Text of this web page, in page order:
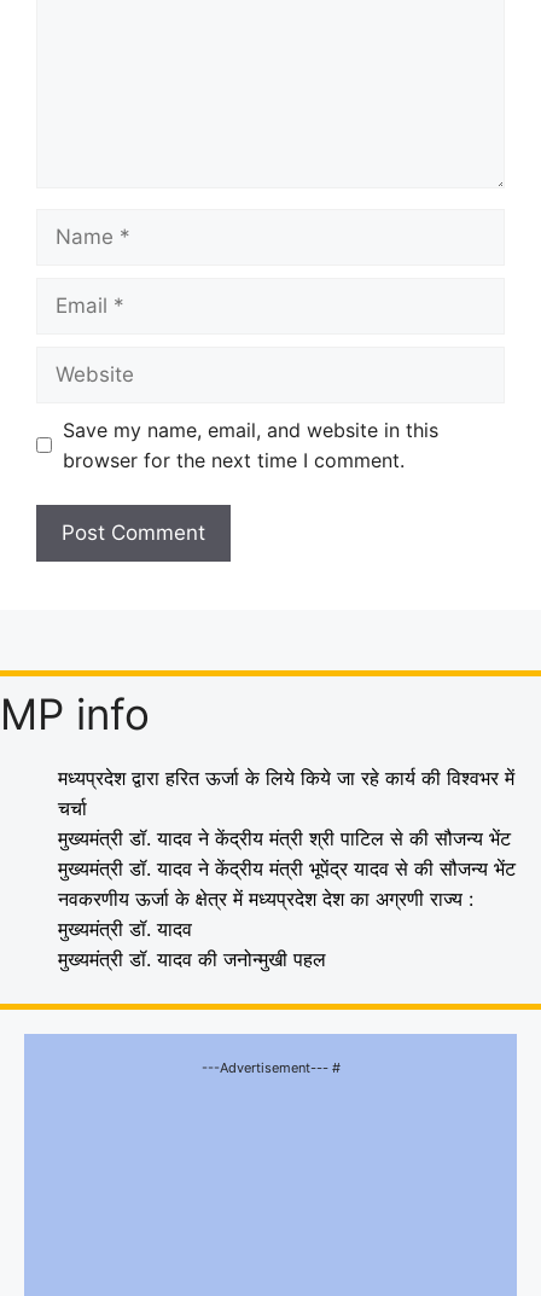
Save my name, email, and website in this
browser for the next time I comment.
MP info
मध्यप्रदेश द्वारा हरित ऊर्जा के लिये किये जा रहे कार्य की विश्वभर में
चर्चा
मुख्यमंत्री डॉ. यादव ने केंद्रीय मंत्री श्री पाटिल से की सौजन्य भेंट
मुख्यमंत्री डॉ. यादव ने केंद्रीय मंत्री भूपेंद्र यादव से की सौजन्य भेंट
नवकरणीय ऊर्जा के क्षेत्र में मध्यप्रदेश देश का अग्रणी राज्य :
मुख्यमंत्री डॉ. यादव
मुख्यमंत्री डॉ. यादव की जनोन्मुखी पहल
---Advertisement--- #